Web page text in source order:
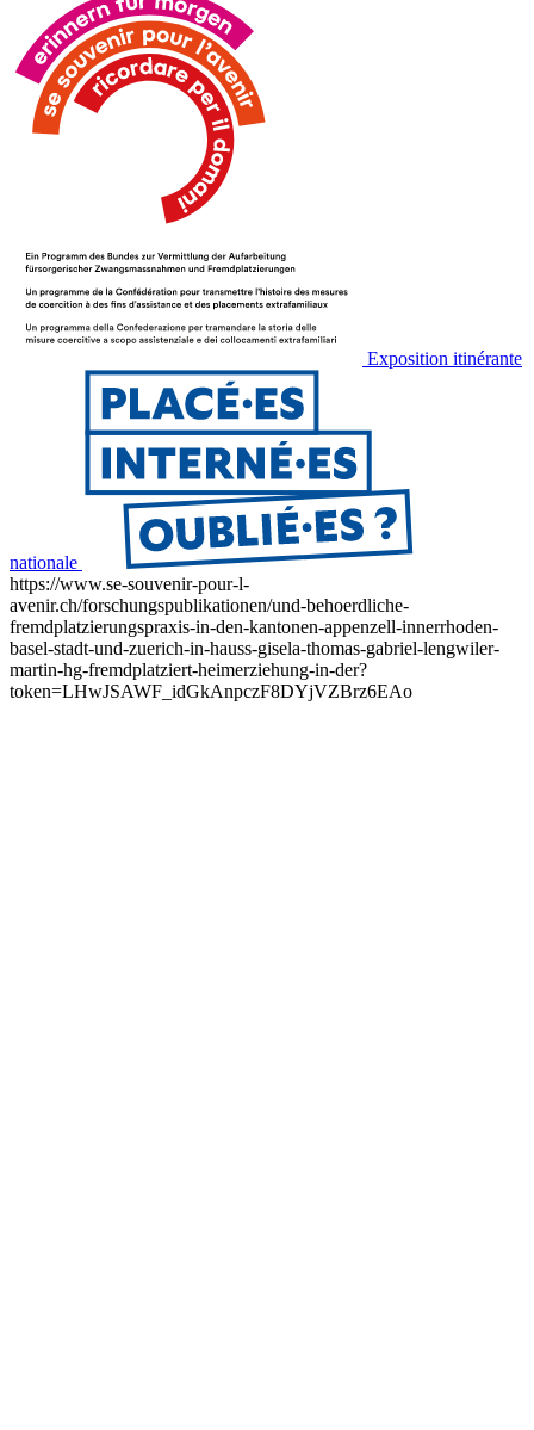
Exposition itinérante
nationale
https://www.se-souvenir-pour-l-
avenir.ch/forschungspublikationen/und-behoerdliche-
fremdplatzierungspraxis-in-den-kantonen-appenzell-innerrhoden-
basel-stadt-und-zuerich-in-hauss-gisela-thomas-gabriel-lengwiler-
martin-hg-fremdplatziert-heimerziehung-in-der?
token=LHwJSAWF_idGkAnpczF8DYjVZBrz6EAo